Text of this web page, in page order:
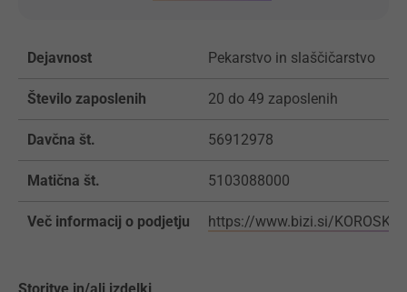
Dejavnost Pekarstvo in slaščičarstvo
Število zaposlenih 20 do 49 zaposlenih
Davčna št. 56912978
Matična št. 5103088000
Več informacij o podjetju https://www.bizi.si/KOROSKE-